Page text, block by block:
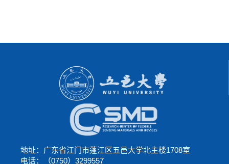
地址：广东省江门市蓬江区五邑大学北主楼1708室
电话：（0750）3299557